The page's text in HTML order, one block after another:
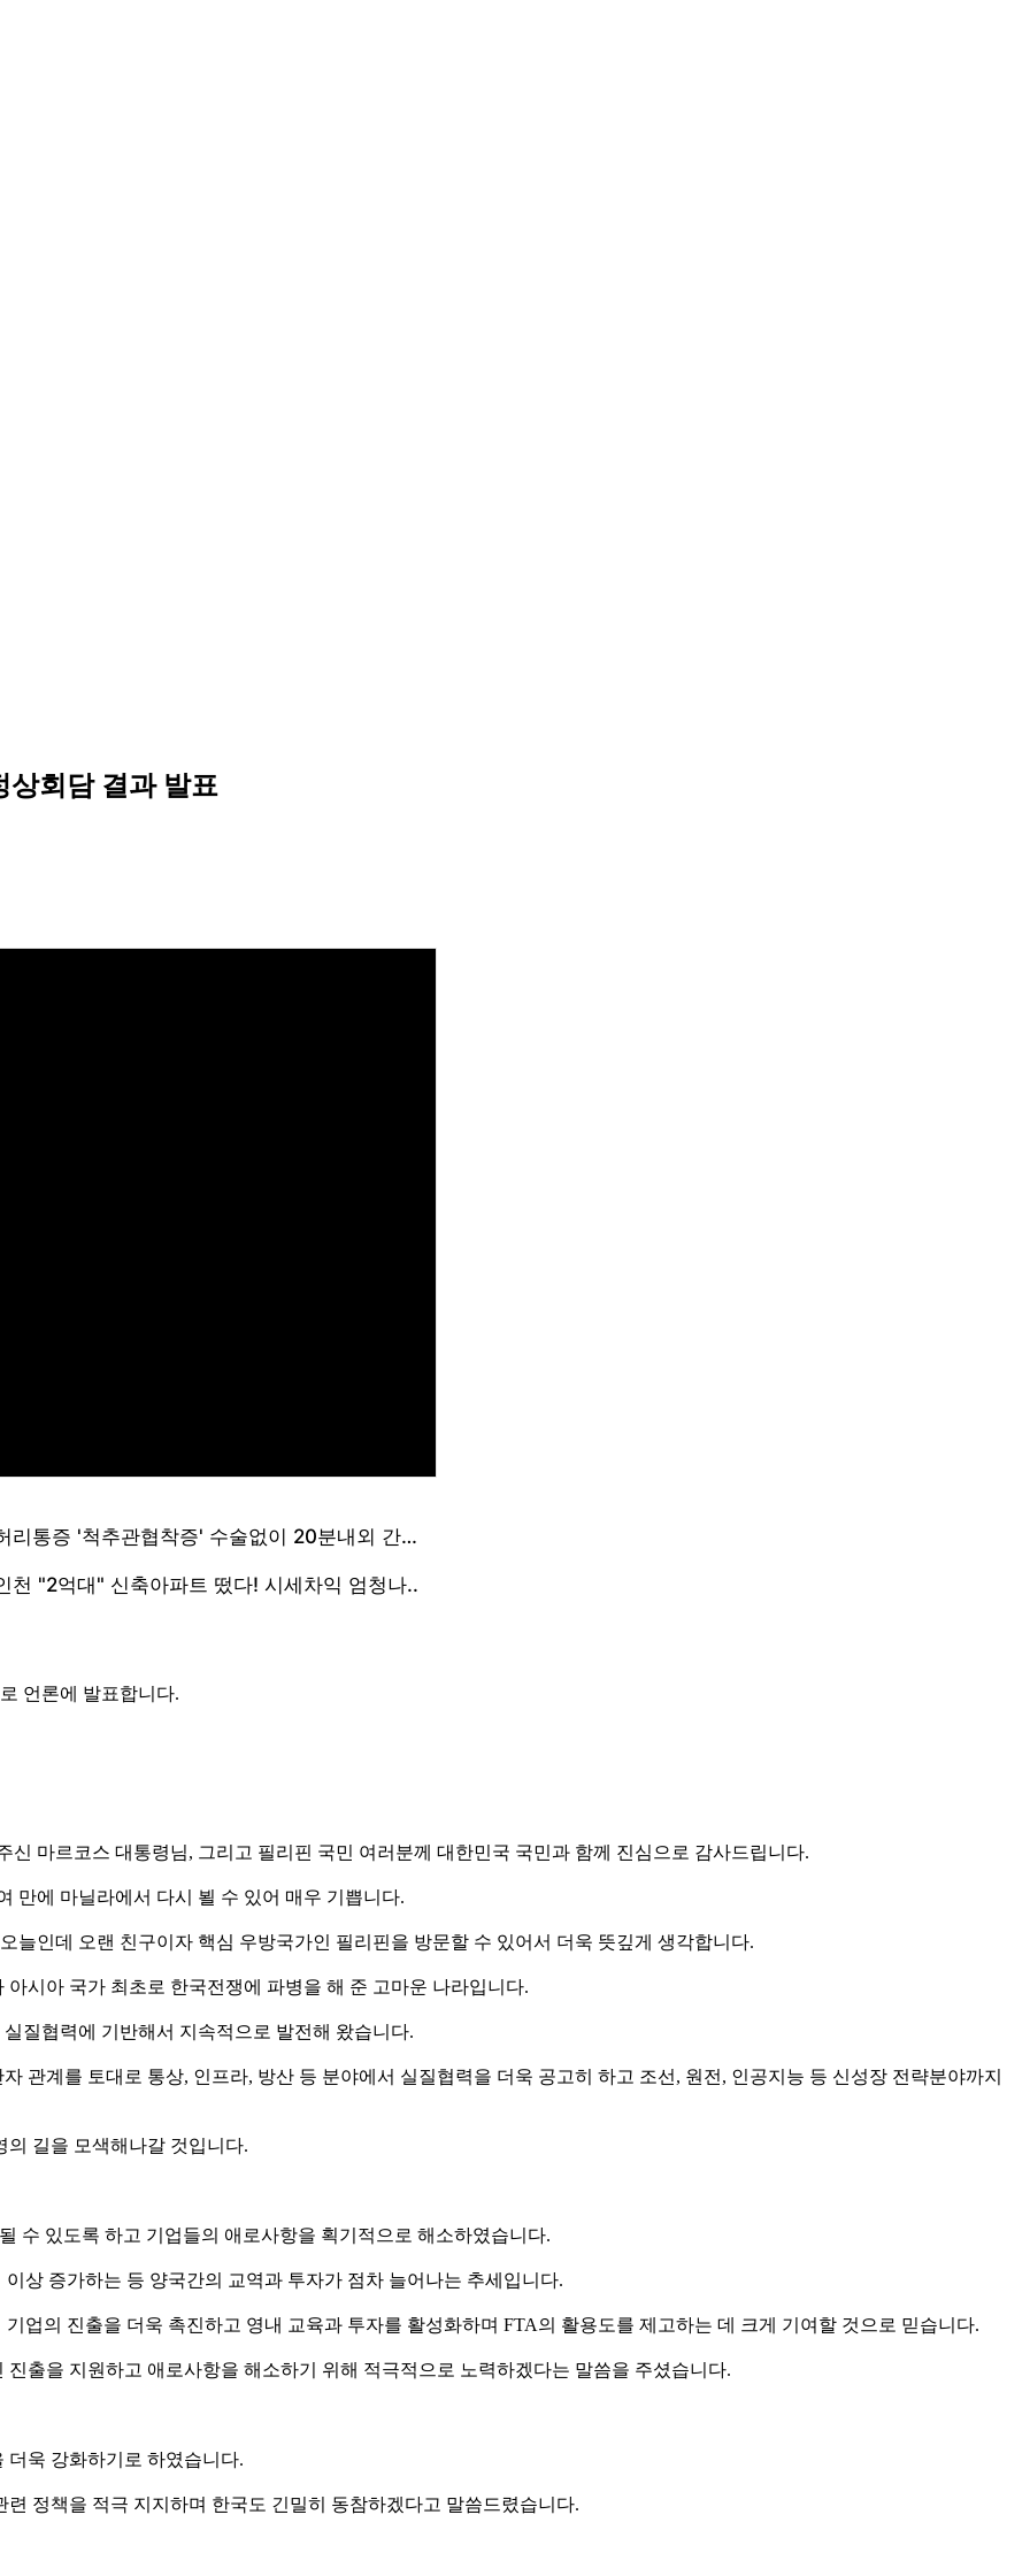
상회담 결과 발표
언론에 발표합니다.
마르코스 대통령님, 그리고 필리핀 국민 여러분께 대한민국 국민과 함께 진심으로 감사드립니다.
만에 마닐라에서 다시 뵐 수 있어 매우 기쁩니다.
늘인데 오랜 친구이자 핵심 우방국가인 필리핀을 방문할 수 있어서 더욱 뜻깊게 생각합니다.
시아 국가 최초로 한국전쟁에 파병을 해 준 고마운 나라입니다.
질협력에 기반해서 지속적으로 발전해 왔습니다.
관계를 토대로 통상, 인프라, 방산 등 분야에서 실질협력을 더욱 공고히 하고 조선, 원전, 인공지능 등 신성장 전략분야까지
길을 모색해나갈 것입니다.
수 있도록 하고 기업들의 애로사항을 획기적으로 해소하였습니다.
상 증가하는 등 양국간의 교역과 투자가 점차 늘어나는 추세입니다.
업의 진출을 더욱 촉진하고 영내 교육과 투자를 활성화하며 FTA의 활용도를 제고하는 데 크게 기여할 것으로 믿습니다.
출을 지원하고 애로사항을 해소하기 위해 적극적으로 노력하겠다는 말씀을 주셨습니다.
더욱 강화하기로 하였습니다.
정책을 적극 지지하며 한국도 긴밀히 동참하겠다고 말씀드렸습니다.